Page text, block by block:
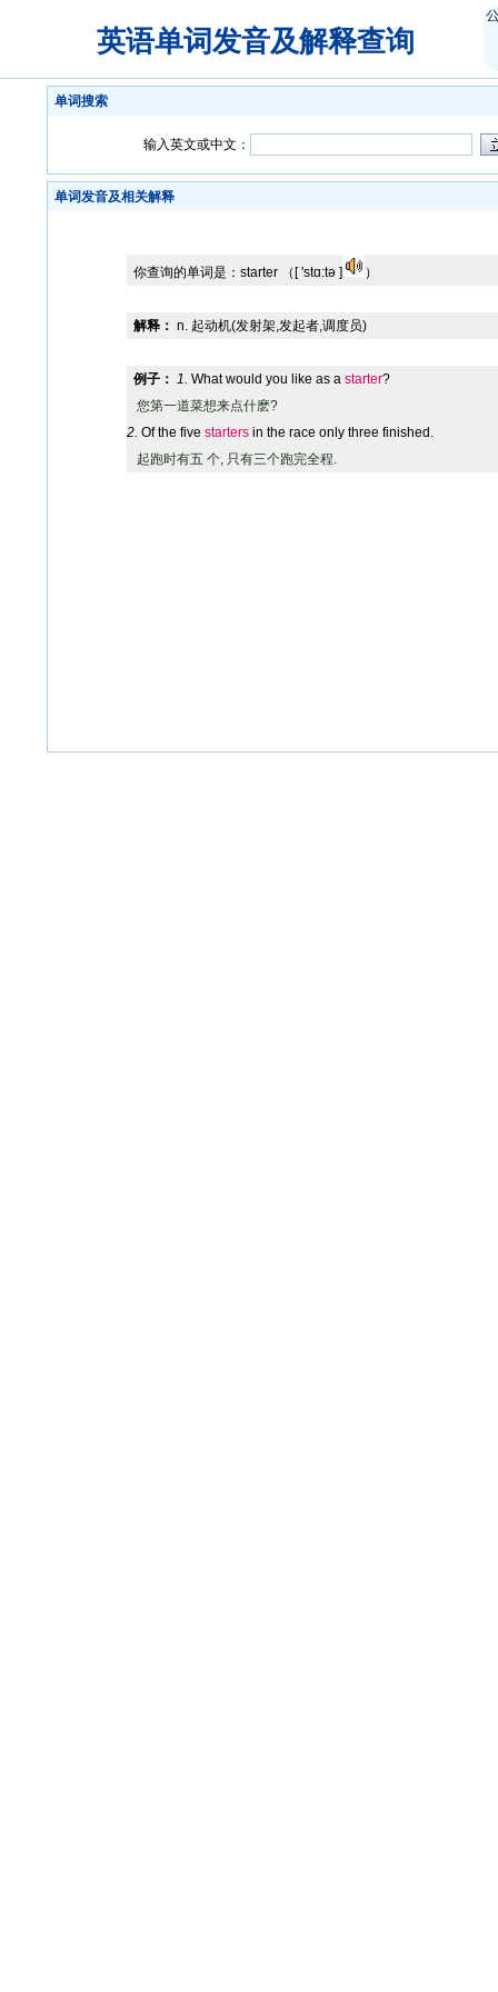
英语单词发音及解释查询
单词搜索
输入英文或中文：
单词发音及相关解释
你查询的单词是： starter （[ 'stɑ:tə ] ）
解释： n. 起动机(发射架,发起者,调度员)
例子： 1. What would you like as a starter?
您第一道菜想来点什麽?
2. Of the five starters in the race only three finished.
起跑时有五 个, 只有三个跑完全程.